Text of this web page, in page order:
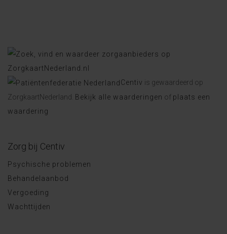
Centiv is gewaardeerd op
ZorgkaartNederland.
Bekijk alle waarderingen of plaats een
waardering
Zorg bij Centiv
Psychische problemen
Behandelaanbod
Vergoeding
Wachttijden